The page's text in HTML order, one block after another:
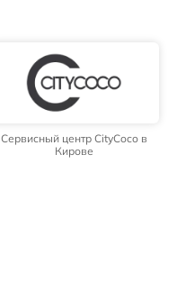
Сервисный центр CityCoco в
Кирове